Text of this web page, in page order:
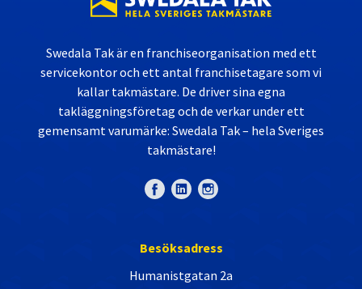
Swedala Tak är en franchiseorganisation med ett
servicekontor och ett antal franchisetagare som vi
kallar takmästare. De driver sina egna
takläggningsföretag och de verkar under ett
gemensamt varumärke: Swedala Tak – hela Sveriges
takmästare!
Besöksadress
Humanistgatan 2a